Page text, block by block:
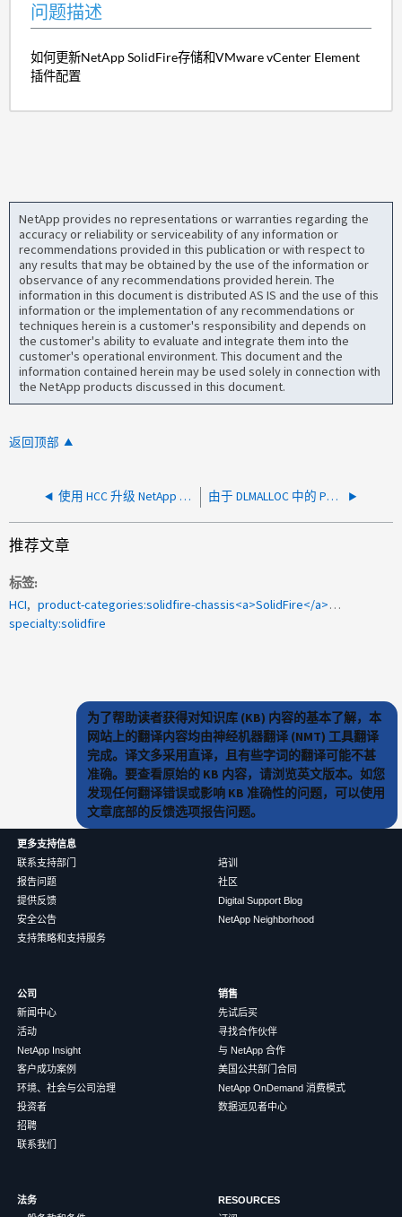
问题描述
如何更新NetApp SolidFire存储和VMware vCenter Element
插件配置
NetApp provides no representations or warranties regarding the
accuracy or reliability or serviceability of any information or
recommendations provided in this publication or with respect to
any results that may be obtained by the use of the information or
observance of any recommendations provided herein. The
information in this document is distributed AS IS and the use of this
information or the implementation of any recommendations or
techniques herein is a customer's responsibility and depends on
the customer's ability to evaluate and integrate them into the
customer's operational environment. This document and the
information contained herein may be used solely in connection with
the NetApp products discussed in this document.
返回顶部
使用 HCC 升级 NetApp HCI 元素失败，并出现 Unhandeld 异常 由于 DLMALLOC 中的 PSOD ， NetApp HCI 计算节点挂起
推荐文章
标签
HCI
product-categories:solidfire-chassis<a>SolidFire</a><a>vSphere</a><a>更新</a><a>集群</a><a>Element插件</a><a>存储</a>
specialty:solidfire
为了帮助读者获得对知识库 (KB) 内容的基本了解，本
网站上的翻译内容均由神经机器翻译 (NMT) 工具翻译
完成。译文多采用直译，且有些字词的翻译可能不甚
准确。要查看原始的 KB 内容，请浏览英文版本。如您
发现任何翻译错误或影响 KB 准确性的问题，可以使用
文章底部的反馈选项报告问题。
更多支持信息
联系支持部门
报告问题
提供反馈
安全公告
支持策略和支持服务
培训
社区
Digital Support Blog
NetApp Neighborhood
公司
新闻中心
活动
NetApp Insight
客户成功案例
环境、社会与公司治理
投资者
招聘
联系我们
销售
先试后买
寻找合作伙伴
与 NetApp 合作
美国公共部门合同
NetApp OnDemand 消费模式
数据远见者中心
法务
RESOURCES